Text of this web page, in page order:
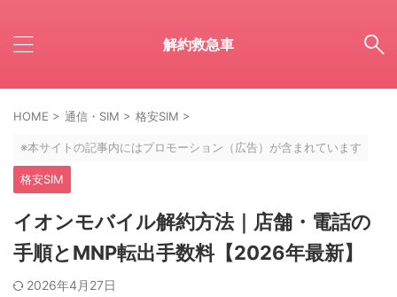
解約救急車
HOME > 通信・SIM > 格安SIM >
※本サイトの記事内にはプロモーション（広告）が含まれています
格安SIM
イオンモバイル解約方法｜店舗・電話の
手順とMNP転出手数料【2026年最新】
2026年4月27日